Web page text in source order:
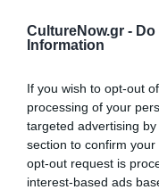
CultureNow.gr -
Information
If you wish to opt-out
processing of your
targeted advertising
section to confirm
opt-out request is
interest-based ads
Ζουριδάκης
Επικοινωνία:
Οργάνωση
ΠΟΛΙΤΙΣΜΟΥ
Διάρκεια:1 ώρα και